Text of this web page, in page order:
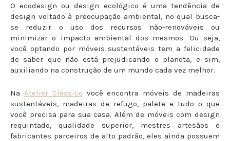
O ecodesign ou design ecológico é uma tendência de
design voltado à preocupação ambiental, no qual busca-
se reduzir o uso dos recursos não-renováveis ou
minimizar o impacto ambiental dos mesmos. Ou seja,
você optando por móveis sustentáveis tem a felicidade
de saber que não está prejudicando o planeta, e sim,
auxiliando na construção de um mundo cada vez melhor.
Na Atelier Clássico você encontra móveis de madeiras
sustentáveis, madeiras de refugo, palete e tudo o que
você precisa para sua casa. Além de móveis com design
requintado, qualidade superior, mestres artesãos e
fabricantes parceiros de alto padrão, eles ainda possuem